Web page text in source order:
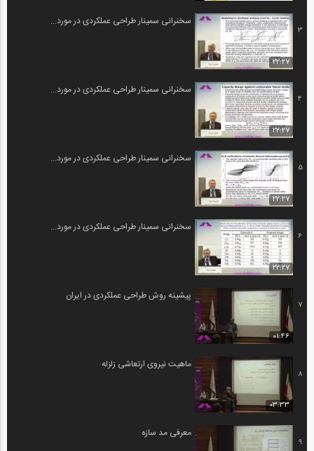
3
22:27
سخنرانی سمینار طراحی عملکردی در مورد...
4
22:27
سخنرانی سمینار طراحی عملکردی در مورد...
5
22:27
سخنرانی سمینار طراحی عملکردی در مورد...
6
22:27
سخنرانی سمینار طراحی عملکردی در مورد...
7
01:46
پیشینه روش طراحی عملکردی در ایران
8
03:33
ماهیت نیروی ارتعاشی زلزله
9
معرفی مد سازه